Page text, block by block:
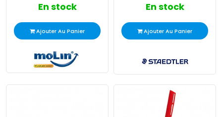
En stock
Ajouter Au Panier
En stock
Ajouter Au Panier